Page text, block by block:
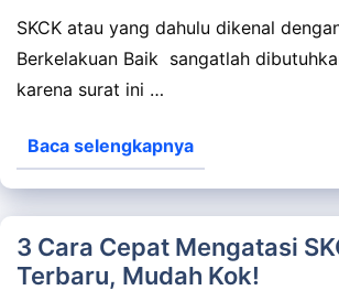
SKCK atau yang dahulu dikenal
Berkelakuan Baik sangatlah
karena surat ini …
Baca selengkapnya
3 Cara Cepat Mengatasi
Terbaru, Mudah Kok!